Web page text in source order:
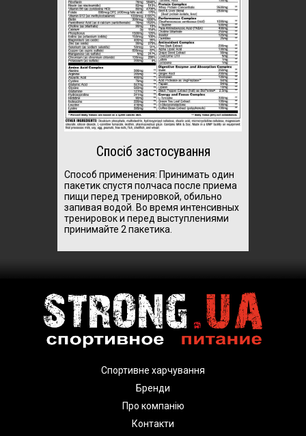
Спосіб застосування
Способ применения: Принимать один
пакетик спустя полчаса после приема
пищи перед тренировкой, обильно
запивая водой. Во время интенсивных
тренировок и перед выступлениями
принимайте 2 пакетика.
Спортивне харчування
Бренди
Про компанію
Контакти